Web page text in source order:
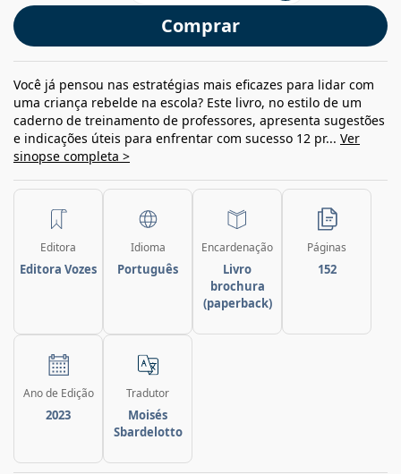
Comprar
Você já pensou nas estratégias mais eficazes para lidar com
uma criança rebelde na escola? Este livro, no estilo de um
caderno de treinamento de professores, apresenta sugestões
e indicações úteis para enfrentar com sucesso 12 pr... Ver
sinopse completa >
Editora
Editora Vozes
Idioma
Português
Encardenação
Livro
brochura
(paperback)
Páginas
152
Ano de Edição
2023
Tradutor
Moisés
Sbardelotto